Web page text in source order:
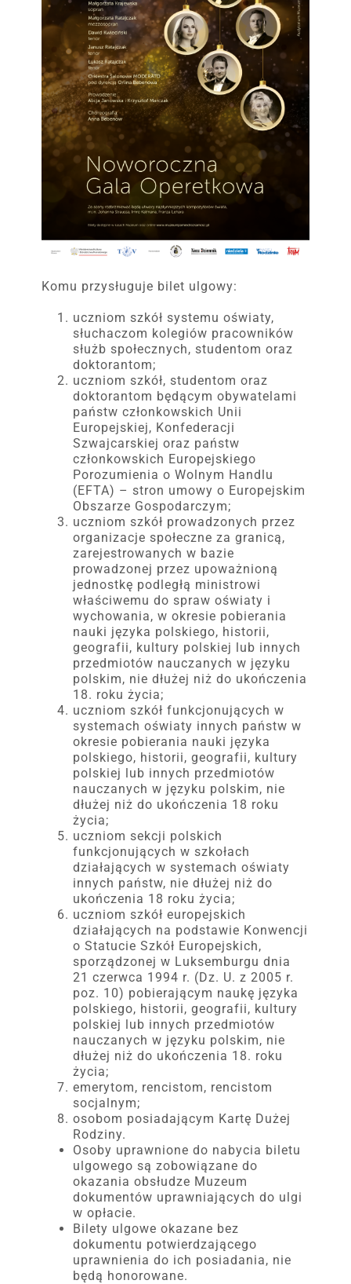
Komu przysługuje bilet ulgowy:
uczniom szkół systemu oświaty,
słuchaczom kolegiów pracowników
służb społecznych, studentom oraz
doktorantom;
uczniom szkół, studentom oraz
doktorantom będącym obywatelami
państw członkowskich Unii
Europejskiej, Konfederacji
Szwajcarskiej oraz państw
członkowskich Europejskiego
Porozumienia o Wolnym Handlu
(EFTA) – stron umowy o Europejskim
Obszarze Gospodarczym;
uczniom szkół prowadzonych przez
organizacje społeczne za granicą,
zarejestrowanych w bazie
prowadzonej przez upoważnioną
jednostkę podległą ministrowi
właściwemu do spraw oświaty i
wychowania, w okresie pobierania
nauki języka polskiego, historii,
geografii, kultury polskiej lub innych
przedmiotów nauczanych w języku
polskim, nie dłużej niż do ukończenia
18. roku życia;
uczniom szkół funkcjonujących w
systemach oświaty innych państw w
okresie pobierania nauki języka
polskiego, historii, geografii, kultury
polskiej lub innych przedmiotów
nauczanych w języku polskim, nie
dłużej niż do ukończenia 18 roku
życia;
uczniom sekcji polskich
funkcjonujących w szkołach
działających w systemach oświaty
innych państw, nie dłużej niż do
ukończenia 18 roku życia;
uczniom szkół europejskich
działających na podstawie Konwencji
o Statucie Szkół Europejskich,
sporządzonej w Luksemburgu dnia
21 czerwca 1994 r. (Dz. U. z 2005 r.
poz. 10) pobierającym naukę języka
polskiego, historii, geografii, kultury
polskiej lub innych przedmiotów
nauczanych w języku polskim, nie
dłużej niż do ukończenia 18. roku
życia;
emerytom, rencistom, rencistom
socjalnym;
osobom posiadającym Kartę Dużej
Rodziny.
Osoby uprawnione do nabycia biletu
ulgowego są zobowiązane do
okazania obsłudze Muzeum
dokumentów uprawniających do ulgi
w opłacie.
Bilety ulgowe okazane bez
dokumentu potwierdzającego
uprawnienia do ich posiadania, nie
będą honorowane.